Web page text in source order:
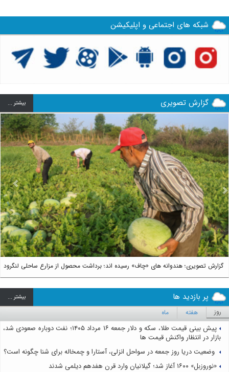
شبکه های اجتماعی و اپلیکیشن
گزارش تصویری بيشتر ...
گزارش تصویری؛ هندوانه های «چاف» رسیده اند؛ برداشت محصول از مزارع ساحلی لنگرود
Next
پر بازدید ها بيشتر ...
روز هفته ماه
پیش بینی قیمت طلا، سکه و دلار جمعه ۱۶ مرداد ۱۴۰۵؛ نفت دوباره صعودی شد،
بازار در انتظار واکنش قیمت ها
وضعیت دریا روز جمعه در سواحل انزلی، آستارا و چمخاله برای شنا چگونه است؟
«نوروزبل» ۱۶۰۰ آغاز شد؛ گیلانیان وارد قرن هفدهم دیلمی شدند